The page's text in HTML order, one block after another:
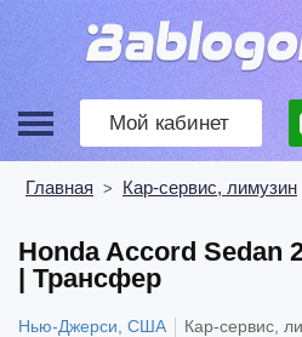
Мой кабинет
Главная > Кар-сервис, лимузин
Honda Accord Sedan
| Трансфер
Нью-Джерси, США Кар-сервис,